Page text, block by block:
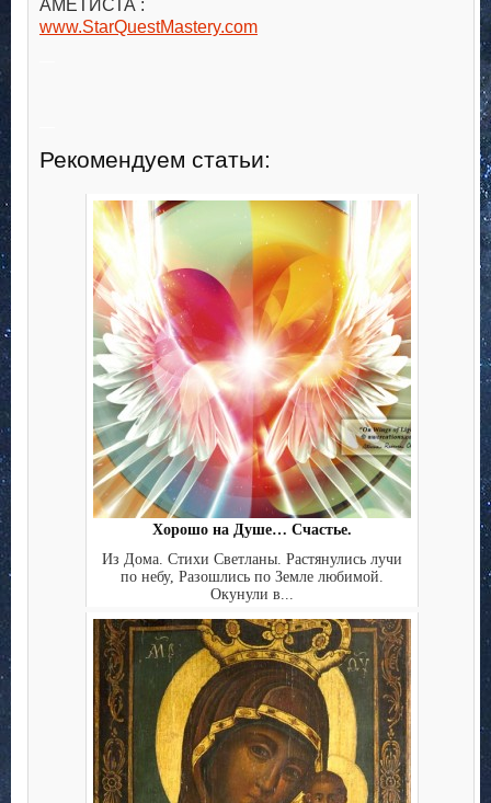
АМЕТИСТА :
www.StarQuestMastery.com
Рекомендуем статьи:
Хорошо на Душе… Счастье.
Из Дома. Стихи Светланы. Растянулись лучи
по небу, Разошлись по Земле любимой.
Окунули в...